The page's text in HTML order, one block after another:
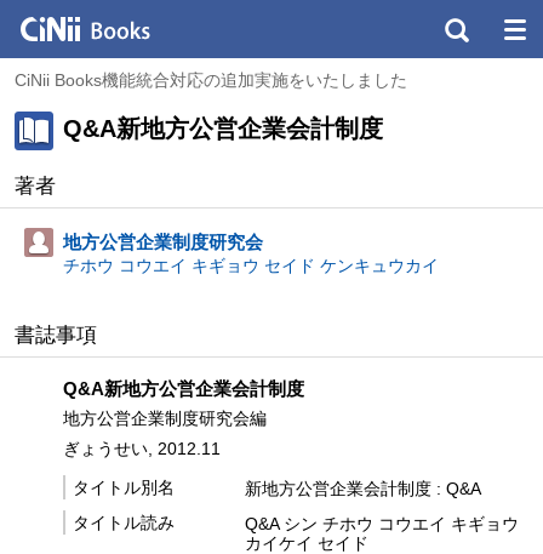
CiNii Books機能統合対応の追加実施をいたしました
Q&A新地方公営企業会計制度
著者
地方公営企業制度研究会
チホウ コウエイ キギョウ セイド ケンキュウカイ
書誌事項
Q&A新地方公営企業会計制度
地方公営企業制度研究会編
ぎょうせい, 2012.11
タイトル別名
新地方公営企業会計制度 : Q&A
タイトル読み
Q&A シン チホウ コウエイ キギョウ
カイケイ セイド